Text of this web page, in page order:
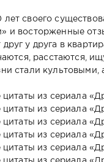
лет своего
и восторженные
у друга в
расстаются,
стали